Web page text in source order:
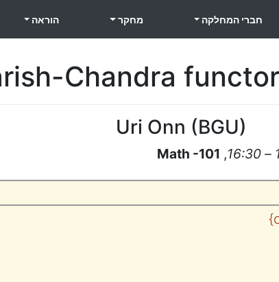
חברי המחלקה מחקר הוראה
Chandra
Uri Onn (BGU)
,
Math -101